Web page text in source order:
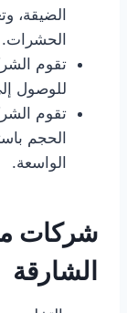
الضيقة،
الحشرات.
تقوم
للوصول
تقوم
الحجم
الواسعة.
شركات
الشارقة